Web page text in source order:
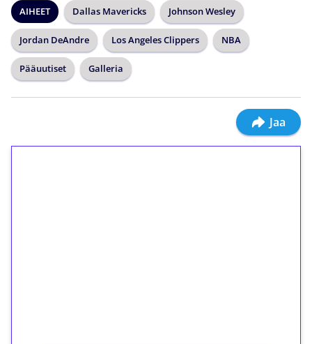
AIHEET Dallas Mavericks Johnson Wesley
Jordan DeAndre Los Angeles Clippers NBA
Pääuutiset Galleria
Jaa